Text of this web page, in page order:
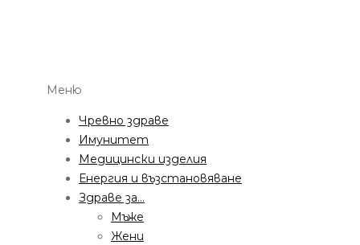
Меню
Чревно здраве
Имунитет
Медицински изделия
Енергия и възстановяване
Здраве за…
Мъже
Жени